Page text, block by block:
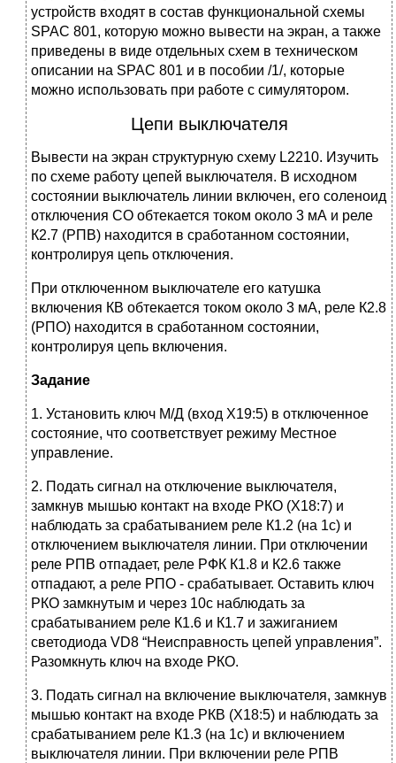
устройств входят в состав функциональной схемы
SPAC 801, которую можно вывести на экран, а также
приведены в виде отдельных схем в техническом
описании на SPAC 801 и в пособии /1/, которые
можно использовать при работе с симулятором.
Цепи выключателя
Вывести на экран структурную схему L2210. Изучить
по схеме работу цепей выключателя. В исходном
состоянии выключатель линии включен, его соленоид
отключения СО обтекается током около 3 мА и реле
К2.7 (РПВ) находится в сработанном состоянии,
контролируя цепь отключения.
При отключенном выключателе его катушка
включения КВ обтекается током около 3 мА, реле К2.8
(РПО) находится в сработанном состоянии,
контролируя цепь включения.
Задание
1. Установить ключ М/Д (вход Х19:5) в отключенное
состояние, что соответствует режиму Местное
управление.
2. Подать сигнал на отключение выключателя,
замкнув мышью контакт на входе РКО (Х18:7) и
наблюдать за срабатыванием реле К1.2 (на 1с) и
отключением выключателя линии. При отключении
реле РПВ отпадает, реле РФК К1.8 и К2.6 также
отпадают, а реле РПО - срабатывает. Оставить ключ
РКО замкнутым и через 10с наблюдать за
срабатыванием реле К1.6 и К1.7 и зажиганием
светодиода VD8 “Неисправность цепей управления”.
Разомкнуть ключ на входе РКО.
3. Подать сигнал на включение выключателя, замкнув
мышью контакт на входе РКВ (Х18:5) и наблюдать за
срабатыванием реле К1.3 (на 1с) и включением
выключателя линии. При включении реле РПВ